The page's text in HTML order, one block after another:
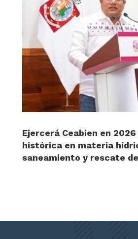
Ejercerá Ceabien en
histórica en materia
saneamiento y rescate